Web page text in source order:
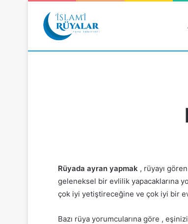
Rüyada ayran yapmak , rüyayı
geleneksel bir evlilik yapacaklarına
çok iyi yetiştireceğine ve çok iyi bir ev
Bazı rüya yorumcularına göre ,
Rüyanızı Arayın